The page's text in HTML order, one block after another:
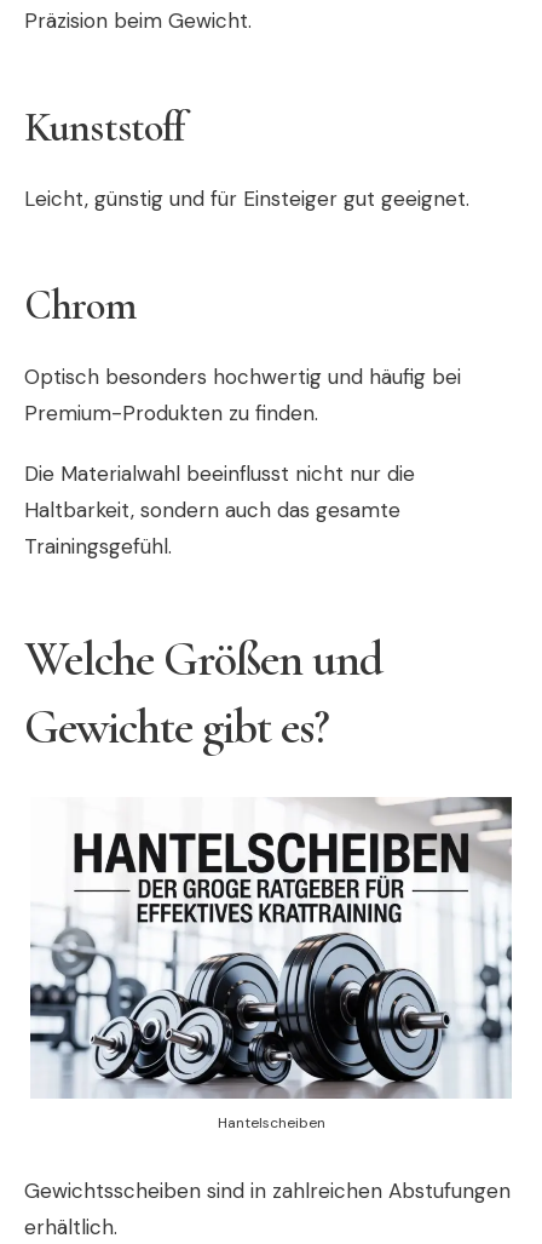
Präzision beim Gewicht.
Kunststoff
Leicht, günstig und für Einsteiger gut geeignet.
Chrom
Optisch besonders hochwertig und häufig bei
Premium-Produkten zu finden.
Die Materialwahl beeinflusst nicht nur die
Haltbarkeit, sondern auch das gesamte
Trainingsgefühl.
Welche Größen und
Gewichte gibt es?
Hantelscheiben
Gewichtsscheiben sind in zahlreichen Abstufungen
erhältlich.